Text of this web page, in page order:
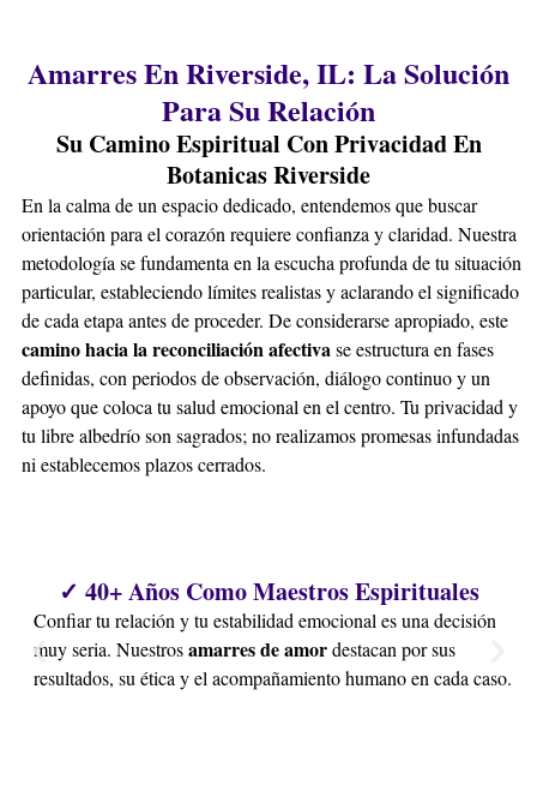
Amarres En Riverside, IL: La Solución
Para Su Relación
Su Camino Espiritual Con Privacidad En
Botanicas Riverside
En la calma de un espacio dedicado, entendemos que buscar
orientación para el corazón requiere confianza y claridad. Nuestra
metodología se fundamenta en la escucha profunda de tu situación
particular, estableciendo límites realistas y aclarando el significado
de cada etapa antes de proceder. De considerarse apropiado, este
camino hacia la reconciliación afectivase estructura en fases
definidas, con periodos de observación, diálogo continuo y un
apoyo que coloca tu salud emocional en el centro. Tu privacidad y
tu libre albedrío son sagrados; no realizamos promesas infundadas
ni establecemos plazos cerrados.
✓ 40+ Años Como Maestros Espirituales
Confiar tu relación y tu estabilidad emocional es una decisión
muy seria. Nuestrosamarres de amordestacan por sus
resultados, su ética y el acompañamiento humano en cada caso.